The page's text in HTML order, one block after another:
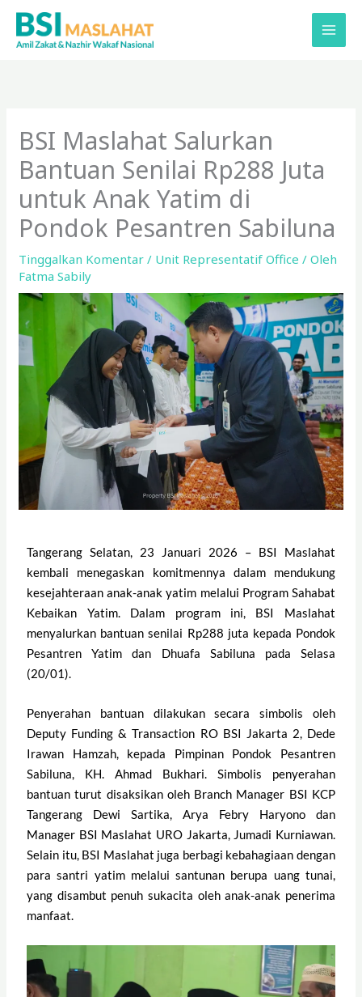
Lewati
konten
BSI Maslahat Salurkan
Bantuan Senilai Rp288 Juta
untuk Anak Yatim di
Pondok Pesantren Sabiluna
Tinggalkan Komentar / Unit Representatif Office / Oleh
Fatma Sabily
Tangerang Selatan, 23 Januari 2026 – BSI Maslahat
kembali menegaskan komitmennya dalam mendukung
kesejahteraan anak-anak yatim melalui Program Sahabat
Kebaikan Yatim. Dalam program ini, BSI Maslahat
menyalurkan bantuan senilai Rp288 juta kepada Pondok
Pesantren Yatim dan Dhuafa Sabiluna pada Selasa
(20/01).
Penyerahan bantuan dilakukan secara simbolis oleh
Deputy Funding & Transaction RO BSI Jakarta 2, Dede
Irawan Hamzah, kepada Pimpinan Pondok Pesantren
Sabiluna, KH. Ahmad Bukhari. Simbolis penyerahan
bantuan turut disaksikan oleh Branch Manager BSI KCP
Tangerang Dewi Sartika, Arya Febry Haryono dan
Manager BSI Maslahat URO Jakarta, Jumadi Kurniawan.
Selain itu, BSI Maslahat juga berbagi kebahagiaan dengan
para santri yatim melalui santunan berupa uang tunai,
yang disambut penuh sukacita oleh anak-anak penerima
manfaat.